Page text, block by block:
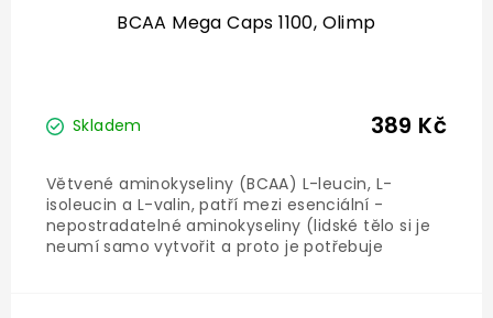
BCAA Mega Caps 1100, Olimp
Skladem 389 Kč
Větvené aminokyseliny (BCAA) L-leucin, L-
isoleucin a L-valin, patří mezi esenciální -
nepostradatelné aminokyseliny (lidské tělo si je
neumí samo vytvořit a proto je potřebuje